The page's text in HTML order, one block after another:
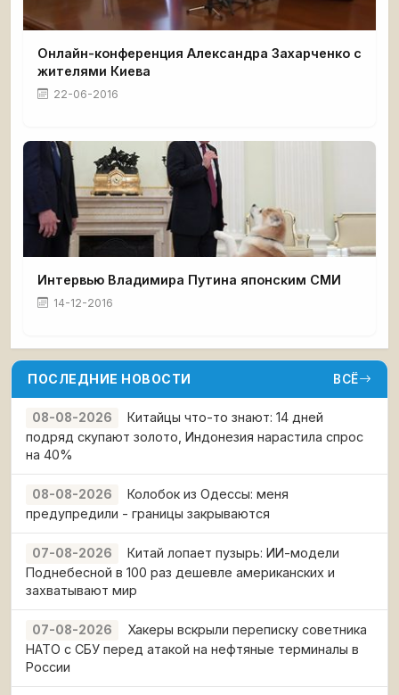
Онлайн-конференция Александра Захарченко с
жителями Киева
22-06-2016
Интервью Владимира Путина японским СМИ
14-12-2016
ПОСЛЕДНИЕ НОВОСТИ ВСЁ
08-08-2026
Китайцы что-то знают: 14 дней
подряд скупают золото, Индонезия нарастила спрос
на 40%
08-08-2026
Колобок из Одессы: меня
предупредили - границы закрываются
07-08-2026
Китай лопает пузырь: ИИ-модели
Поднебесной в 100 раз дешевле американских и
захватывают мир
07-08-2026
Хакеры вскрыли переписку советника
НАТО с СБУ перед атакой на нефтяные терминалы в
России